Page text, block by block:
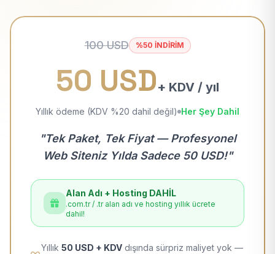
100 USD %50 İNDİRİM
50 USD+ KDV / yıl
Yıllık ödeme (KDV %20 dahil değil) Her Şey Dahil
"Tek Paket, Tek Fiyat — Profesyonel
Web Siteniz Yılda Sadece 50 USD!"
Alan Adı + Hosting DAHİL
.com.tr / .tr alan adı ve hosting yıllık ücrete
dahil!
Yıllık 50 USD + KDV dışında sürpriz maliyet yok —